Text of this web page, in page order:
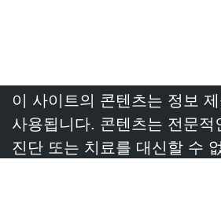
이 사이트의 콘텐츠는 정보
사용됩니다. 콘텐츠는 전문적
진단 또는 치료를 대신할 수